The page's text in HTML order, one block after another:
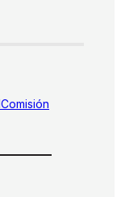
Comisión